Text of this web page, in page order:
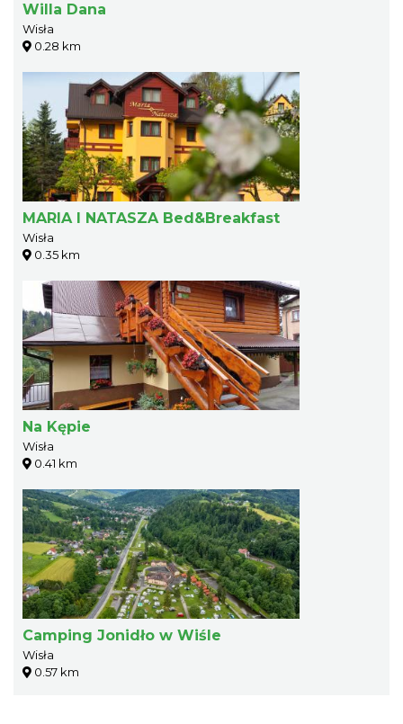
Willa Dana
Wisła
0.28 km
MARIA I NATASZA Bed&Breakfast
Wisła
0.35 km
Na Kępie
Wisła
0.41 km
Camping Jonidło w Wiśle
Wisła
0.57 km